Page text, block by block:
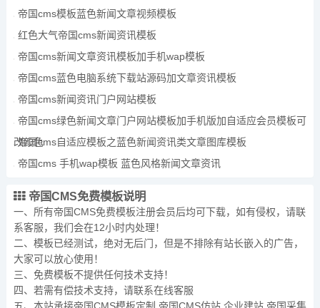
帝国cms模板蓝色新闻文章视频模板
红色大气帝国cms新闻资讯模板
帝国cms新闻文章资讯模板加手机wap模板
帝国cms蓝色电脑系统下载站源码加文章资讯模板
帝国cms新闻资讯门户网站模板
帝国cms绿色新闻文章门户网站模板加手机版加自适应会员模板可
改颜色
帝国cms自适应模板之蓝色新闻资讯类文章图库模板
帝国cms 手机wap模板 蓝色风格新闻文章资讯
帝国CMS免费模板说明
一、所有帝国CMS免费模板注册会员后均可下载，如有侵权，请联
系客服，我们会在12小时内处理！
二、模板已经测试，绝对无后门，但是不排除有站长嵌入的广告，
大家可以放心使用！
三、免费模板不提供任何技术支持！
四、若需有偿技术支持，请联系在线客服